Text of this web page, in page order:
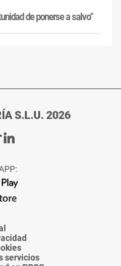
de ponerse a salvo”
S.L.U. 2026
Ir
de
La
Voz
Almería
Ir
de
La
Voz
servicios